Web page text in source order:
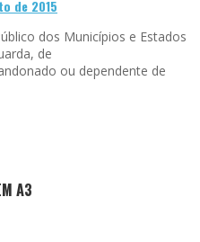
de 2015
dos Municípios e Estados
de
ou dependente de
A3